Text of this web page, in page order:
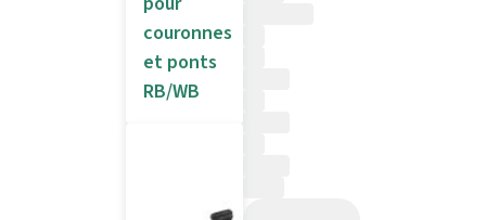
couronnes
et ponts
RB/WB